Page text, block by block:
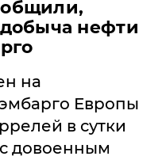
нефти
на
Европы
в сутки
довоенным